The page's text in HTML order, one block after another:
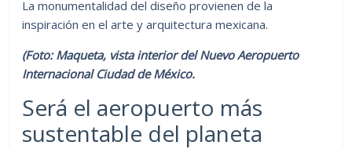
La monumentalidad del diseño provienen de la
inspiración en el arte y arquitectura mexicana.
(Foto: Maqueta, vista interior del Nuevo Aeropuerto
Internacional Ciudad de México.
Será el aeropuerto más
sustentable del planeta